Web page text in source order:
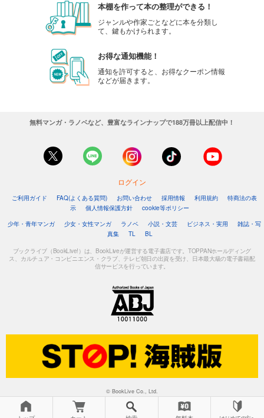
本棚を作って本の整理ができる！
ジャンルや作家ごとなどに本を分類し
て、鍵もかけられます。
お得な通知機能！
通知を許可すると、お得なクーポン情報
などが届きます。
無料マンガ・ラノベなど、豊富なラインナップで188万冊以上配信中！
ログイン
ご利用ガイド FAQ(よくある質問) お問い合わせ 採用情報 利用規約
特商法の表
示
個人情報保護方針
cookie等ポリシー
少年・青年マンガ
少女・女性マンガ ラノベ 小説・文芸 ビジネス・実用
雑誌・写
真集
TL BL
ブックライブ（BookLive!）は、BookLiveが運営する電子書店です。TOPPANホールディング
ス、カルチュア・コンビニエンス・クラブ、テレビ朝日の出資を受け、日本最大級の電子書籍配
信サービスを行っています。
© BookLive Co., Ltd.